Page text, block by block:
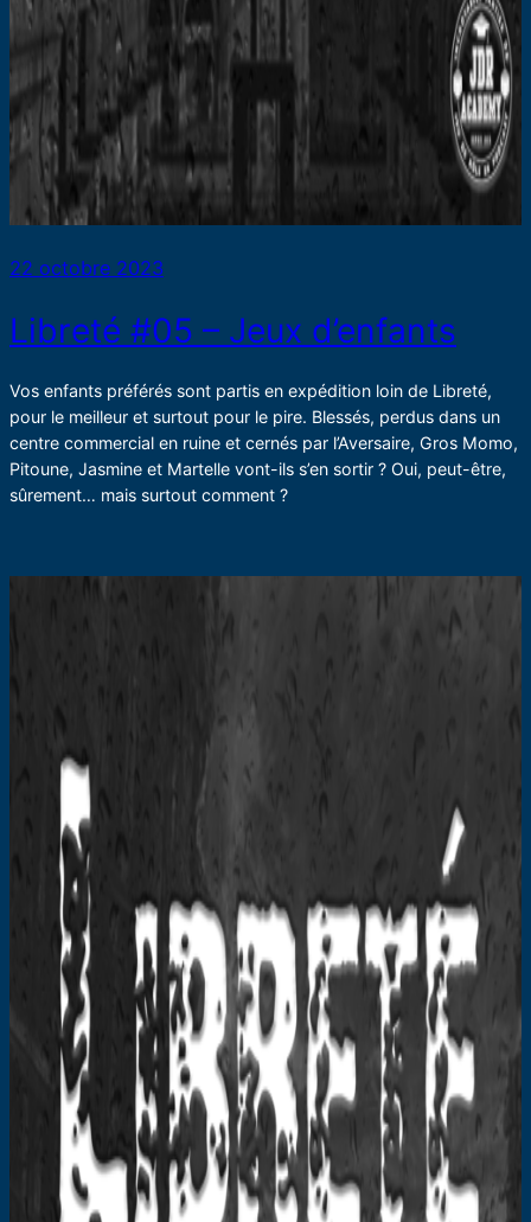
22 octobre 2023
Libreté #05 – Jeux d’enfants
Vos enfants préférés sont partis en expédition loin de Libreté,
pour le meilleur et surtout pour le pire. Blessés, perdus dans un
centre commercial en ruine et cernés par l’Aversaire, Gros Momo,
Pitoune, Jasmine et Martelle vont-ils s’en sortir ? Oui, peut-être,
sûrement… mais surtout comment ?